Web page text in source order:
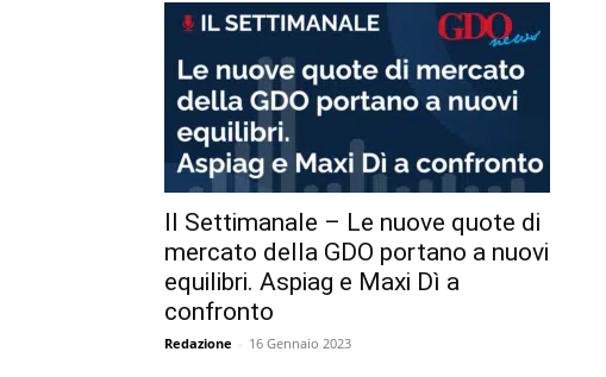
Il Settimanale – Le nuove quote di
mercato della GDO portano a nuovi
equilibri. Aspiag e Maxi Dì a
confronto
Redazione - 16 Gennaio 2023